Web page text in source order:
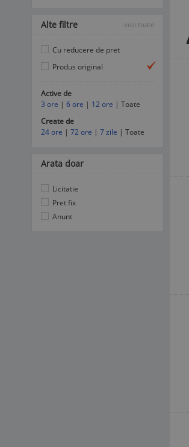
Alte filtre vezi toate
Cu reducere de pret
Produs original
Active de
3 ore | 6 ore | 12 ore | Toate
Create de
24 ore | 72 ore | 7 zile | Toate
Arata doar
Licitatie
Pret fix
Anunt